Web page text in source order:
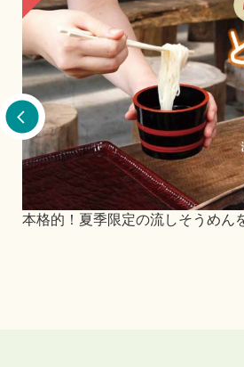
本格的！夏季限定の流しそうめん